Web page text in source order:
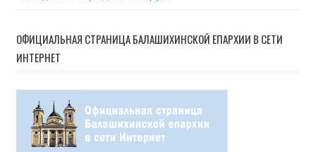
записям
ОФИЦИАЛЬНАЯ СТРАНИЦА БАЛАШИХИНСКОЙ ЕПАРХИИ В СЕТИ
ИНТЕРНЕТ